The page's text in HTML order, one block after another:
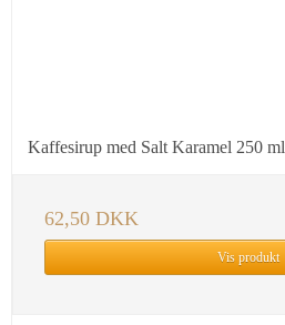
Kaffesirup med Salt Karamel 250 ml
62,50 DKK
Vis produkt